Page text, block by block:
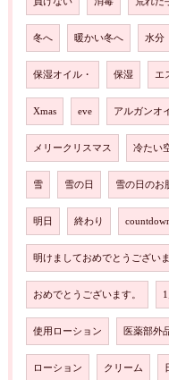
冬へ 暖かい冬へ 水分
保湿オイル・ 保湿 エ
Xmas eve アルガンオ
メリークリスマス 冷たい
雪 雪の日 雪の日のお
明日 終わり
明けましておめでとうございま
おめでとうございます。 1
使用ローション 医薬部外
ローション クリーム